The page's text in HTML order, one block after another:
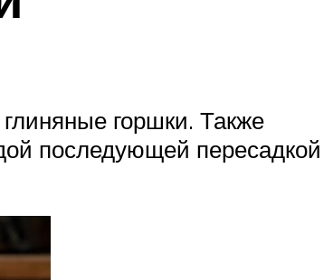
горшки. Также
последующей пересадкой